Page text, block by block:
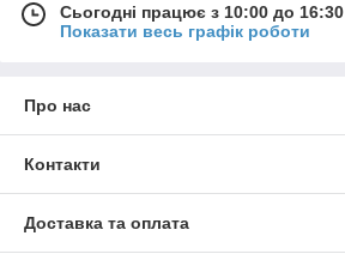
Сьогодні працює з 10:00 до 16:30
Показати весь графік роботи
Про нас
Контакти
Доставка та оплата